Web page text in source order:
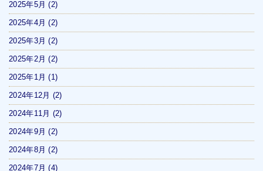
2025年5月(2)
2025年4月(2)
2025年3月(2)
2025年2月(2)
2025年1月(1)
2024年12月 (2)
2024年11月 (2)
2024年9月(2)
2024年8月(2)
2024年7月(4)